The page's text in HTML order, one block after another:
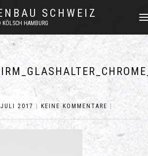
SCHWEIZ
KÖLSCH HAMBURG
2017 KEINE KOMMENTARE